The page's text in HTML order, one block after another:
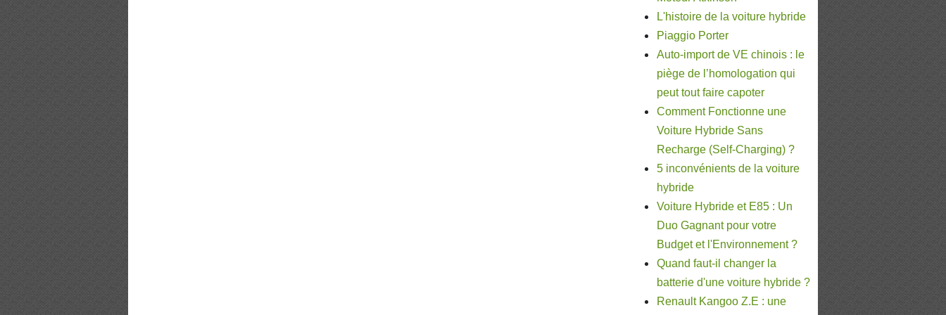
L'histoire de la voiture hybride
Piaggio Porter
Auto-import de VE chinois : le
piège de l’homologation qui
peut tout faire capoter
Comment Fonctionne une
Voiture Hybride Sans
Recharge (Self-Charging) ?
5 inconvénients de la voiture
hybride
Voiture Hybride et E85 : Un
Duo Gagnant pour votre
Budget et l'Environnement ?
Quand faut-il changer la
batterie d'une voiture hybride ?
Renault Kangoo Z.E : une